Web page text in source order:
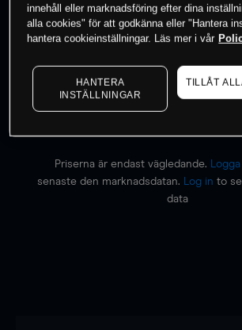
instrument
Priserna är endast vägledande.
senaste den marknadsdatan.
Log in to
data
innehåll eller marknadsföring efter dina
alla cookies" för att godkänna eller "Hantera
hantera cookieinställningar. Läs mer i vår
HANTERA
INSTÄLLNINGAR
TILLÅT